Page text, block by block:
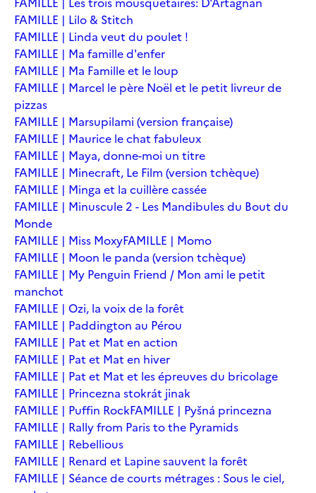
FAMILLE | Lilo & Stitch
FAMILLE | Linda veut du poulet !
FAMILLE | Ma famille d'enfer
FAMILLE | Ma Famille et le loup
FAMILLE | Marcel le père Noël et le petit livreur de
pizzas
FAMILLE | Marsupilami (version française)
FAMILLE | Maurice le chat fabuleux
FAMILLE | Maya, donne-moi un titre
FAMILLE | Minecraft, Le Film (version tchèque)
FAMILLE | Minga et la cuillère cassée
FAMILLE | Minuscule 2 - Les Mandibules du Bout du
Monde
FAMILLE | Miss MoxyFAMILLE | Momo
FAMILLE | Moon le panda (version tchèque)
FAMILLE | My Penguin Friend / Mon ami le petit
manchot
FAMILLE | Ozi, la voix de la forêt
FAMILLE | Paddington au Pérou
FAMILLE | Pat et Mat en action
FAMILLE | Pat et Mat en hiver
FAMILLE | Pat et Mat et les épreuves du bricolage
FAMILLE | Princezna stokrát jinak
FAMILLE | Puffin RockFAMILLE | Pyšná princezna
FAMILLE | Rally from Paris to the Pyramids
FAMILLE | Rebellious
FAMILLE | Renard et Lapine sauvent la forêt
FAMILLE | Séance de courts métrages : Sous le ciel,